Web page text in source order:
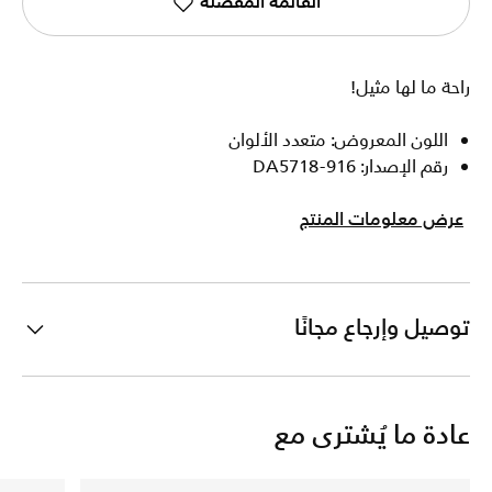
راحة ما لها مثيل!
اللون المعروض: متعدد الألوان
رقم الإصدار: DA5718-916
عرض معلومات المنتج
توصيل وإرجاع مجانًا
عادة ما يُشترى مع